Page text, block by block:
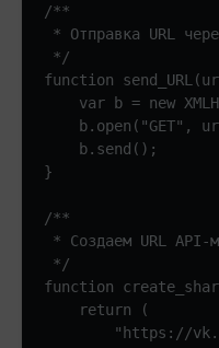
/**
* Отправка URL
*/
function
var b = new
b.open("GET",
    b.send();
}
/**
* Создаем URL API-
*/
function
    return (
"https://